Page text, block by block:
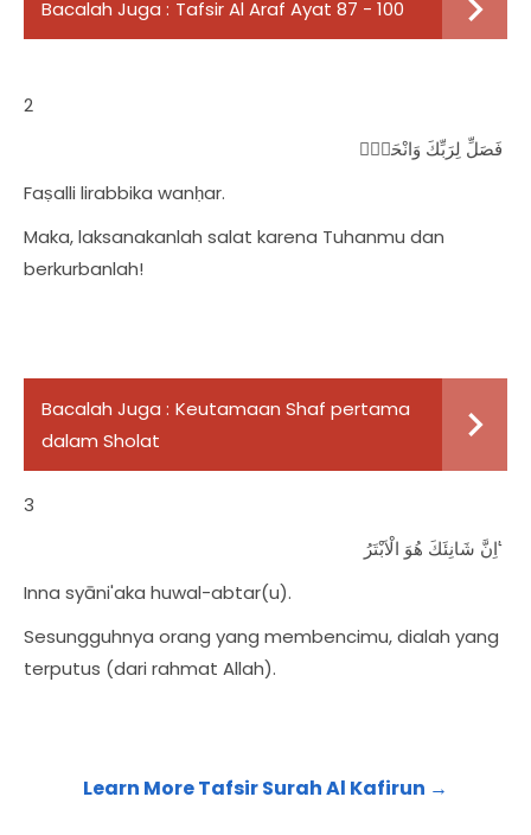
Bacalah Juga : Tafsir Al Araf Ayat 87 - 100
2
Faṣalli lirabbika wanḥar.
Maka, laksanakanlah salat karena Tuhanmu dan
berkurbanlah!
Bacalah Juga : Keutamaan Shaf pertama
dalam Sholat
3
اِنَّ شَانِئَكَ هُوَ الْاَبْتَرُ ࣖ
Inna syāni'aka huwal-abtar(u).
Sesungguhnya orang yang membencimu, dialah yang
terputus (dari rahmat Allah).
Learn More Tafsir Surah Al Kafirun →